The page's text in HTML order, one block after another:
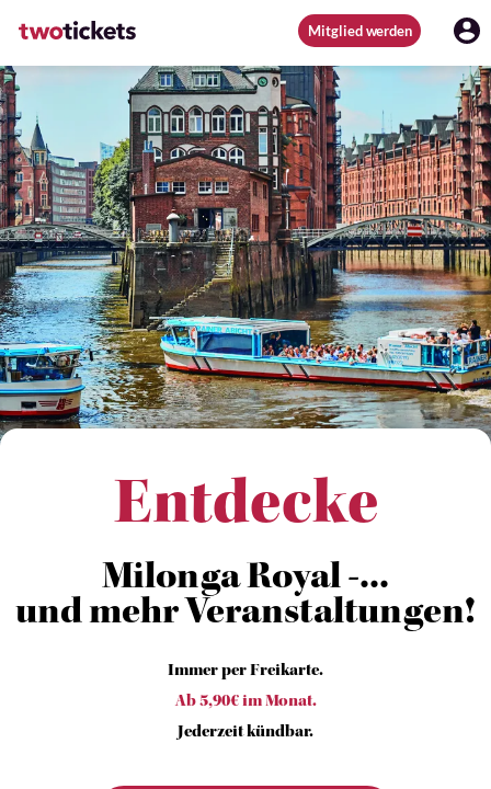
Mitglied werden
Entdecke
Milonga Royal -...
und mehr Veranstaltungen!
Immer per Freikarte.
Ab 5,90€ im Monat.
Jederzeit kündbar.